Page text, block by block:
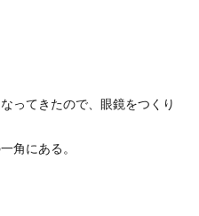
ってきたので、眼鏡をつくり
角にある。